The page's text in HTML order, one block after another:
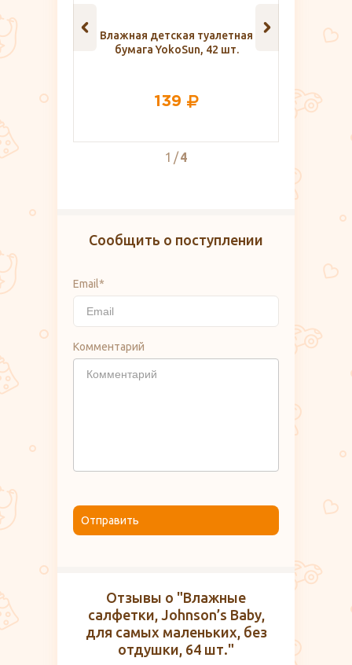
42 шт.
Детская пенка для
подмывания Levrana, 60 мл
270
2 4
Сообщить о поступлении
Email*
Комментарий
Отправить
Отзывы о "Влажные
салфетки, Johnson’s Baby,
для самых маленьких, без
отдушки, 64 шт."